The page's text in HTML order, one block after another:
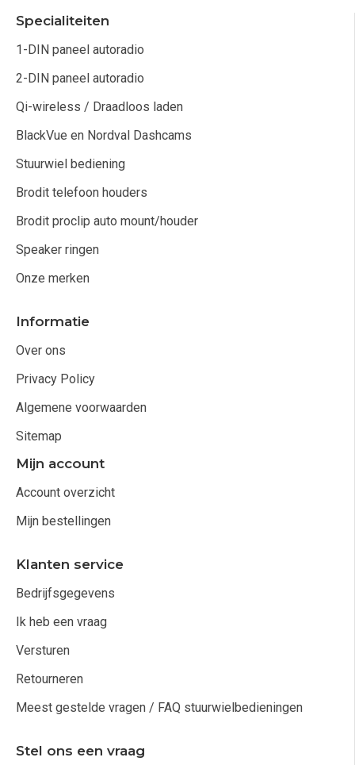
Specialiteiten
1-DIN paneel autoradio
2-DIN paneel autoradio
Qi-wireless / Draadloos laden
BlackVue en Nordval Dashcams
Stuurwiel bediening
Brodit telefoon houders
Brodit proclip auto mount/houder
Speaker ringen
Onze merken
Informatie
Over ons
Privacy Policy
Algemene voorwaarden
Sitemap
Mijn account
Account overzicht
Mijn bestellingen
Klanten service
Bedrijfsgegevens
Ik heb een vraag
Versturen
Retourneren
Meest gestelde vragen / FAQ stuurwielbedieningen
Stel ons een vraag